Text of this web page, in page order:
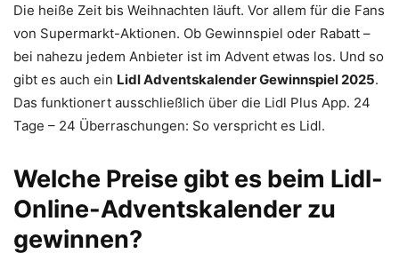
Die heiße Zeit bis Weihnachten läuft. Vor allem für die Fans
von Supermarkt-Aktionen. Ob Gewinnspiel oder Rabatt –
bei nahezu jedem Anbieter ist im Advent etwas los. Und so
gibt es auch ein Lidl Adventskalender Gewinnspiel 2025.
Das funktionert ausschließlich über die Lidl Plus App. 24
Tage – 24 Überraschungen: So verspricht es Lidl.
Welche Preise gibt es beim Lidl-
Online-Adventskalender zu
gewinnen?